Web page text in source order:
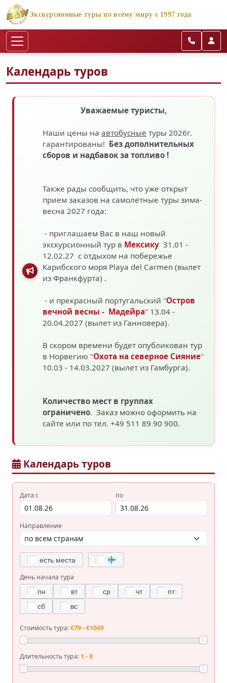
Экскурсионные туры по всему миру с 1997 года
Календарь туров
Уважаемые туристы,
Наши цены на автобусные туры 2026г.
гарантированы! Без дополнительных
сборов и надбавок за топливо !
Также рады сообщить, что уже открыт
прием заказов на самолетные туры зима-
весна 2027 года:
- приглашаем Вас в наш новый
экскурсионный тур в Мексику 31.01 -
12.02.27 с отдыхом на побережье
Карибского моря Playa del Carmen (вылет
из Франкфурта) .
- и прекрасный португальский "Остров
вечной весны - Мадейра" 13.04 -
20.04.2027 (вылет из Ганновера).
В скором времени будет опубликован тур
в Норвегию "Охота на северное Сияние"
10.03 - 14.03.2027 (вылет из Гамбурга).
Количество мест в группах
ограничено. Заказ можно оформить на
сайте или по тел. +49 511 89 90 900.
Календарь туров
Дата с по
Направление
есть места
День начала тура
пн вт ср чт
пт
сб
вс
Стоимость тура:€79 - €1049
Длительность тура: 1 - 8